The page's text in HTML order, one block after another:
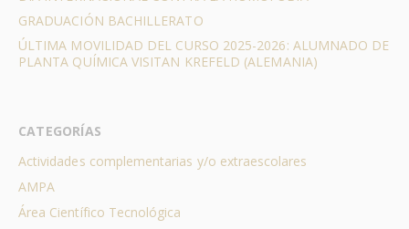
GRADUACIÓN BACHILLERATO
ÚLTIMA MOVILIDAD DEL CURSO 2025-2026: ALUMNADO DE
PLANTA QUÍMICA VISITAN KREFELD (ALEMANIA)
CATEGORÍAS
Actividades complementarias y/o extraescolares
AMPA
Área Científico Tecnológica